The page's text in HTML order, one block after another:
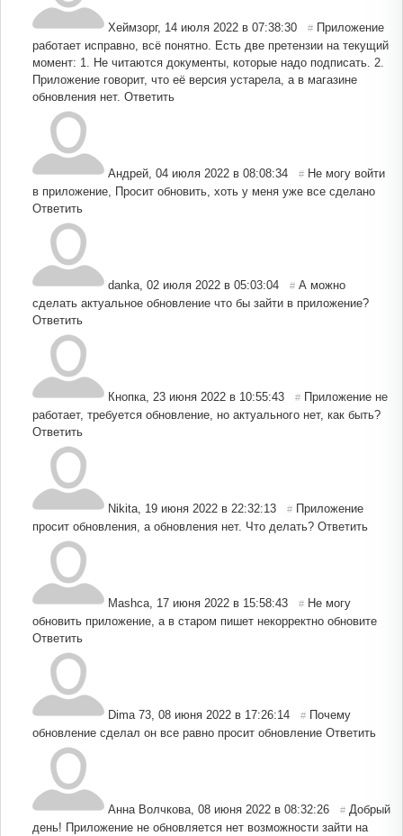
Хеймзорг, 14 июля 2022 в 07:38:30 # Приложение
работает исправно, всё понятно. Есть две претензии на текущий
момент: 1. Не читаются документы, которые надо подписать. 2.
Приложение говорит, что её версия устарела, а в магазине
обновления нет. Ответить
Андрей, 04 июля 2022 в 08:08:34 # Не могу войти
в приложение, Просит обновить, хоть у меня уже все сделано
Ответить
danka, 02 июля 2022 в 05:03:04 # А можно
сделать актуальное обновление что бы зайти в приложение?
Ответить
Кнопка, 23 июня 2022 в 10:55:43 # Приложение не
работает, требуется обновление, но актуального нет, как быть?
Ответить
Nikita, 19 июня 2022 в 22:32:13 # Приложение
просит обновления, а обновления нет. Что делать? Ответить
Mashca, 17 июня 2022 в 15:58:43 # Не могу
обновить приложение, а в старом пишет некорректно обновите
Ответить
Dima 73, 08 июня 2022 в 17:26:14 # Почему
обновление сделал он все равно просит обновление Ответить
Анна Волчкова, 08 июня 2022 в 08:32:26 # Добрый
день! Приложение не обновляется нет возможности зайти на